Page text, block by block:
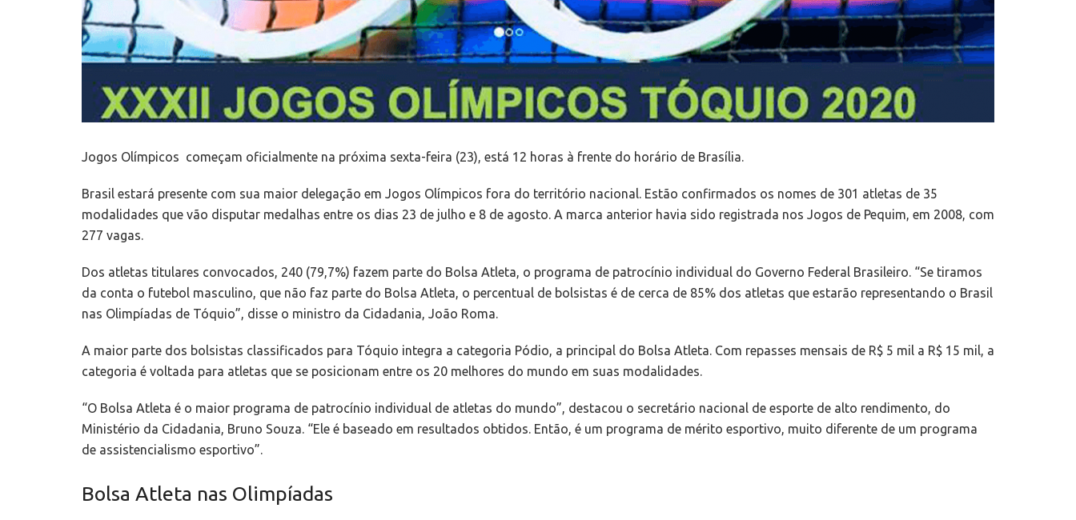
Jogos Olímpicos começam oficialmente na próxima sexta-feira (23), está 12 horas à frente do horário de Brasília.
Brasil estará presente com sua maior delegação em Jogos Olímpicos fora do território nacional. Estão confirmados os nomes de 301 atletas de 35
modalidades que vão disputar medalhas entre os dias 23 de julho e 8 de agosto. A marca anterior havia sido registrada nos Jogos de Pequim, em 2008, com
277 vagas.
Dos atletas titulares convocados, 240 (79,7%) fazem parte do Bolsa Atleta, o programa de patrocínio individual do Governo Federal Brasileiro. “Se tiramos
da conta o futebol masculino, que não faz parte do Bolsa Atleta, o percentual de bolsistas é de cerca de 85% dos atletas que estarão representando o Brasil
nas Olimpíadas de Tóquio”, disse o ministro da Cidadania, João Roma.
A maior parte dos bolsistas classificados para Tóquio integra a categoria Pódio, a principal do Bolsa Atleta. Com repasses mensais de R$ 5 mil a R$ 15 mil, a
categoria é voltada para atletas que se posicionam entre os 20 melhores do mundo em suas modalidades.
“O Bolsa Atleta é o maior programa de patrocínio individual de atletas do mundo”, destacou o secretário nacional de esporte de alto rendimento, do
Ministério da Cidadania, Bruno Souza. “Ele é baseado em resultados obtidos. Então, é um programa de mérito esportivo, muito diferente de um programa
de assistencialismo esportivo”.
Bolsa Atleta nas Olimpíadas